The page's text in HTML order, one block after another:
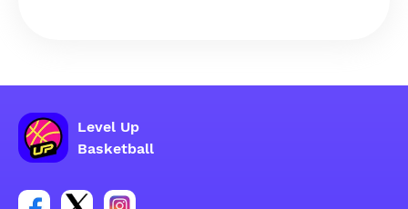
Level Up
Basketball
Lien vers le groupe du compte Facebook
Lien vers le groupe du compte Tweeter
Lien vers le groupe du compte Instagram